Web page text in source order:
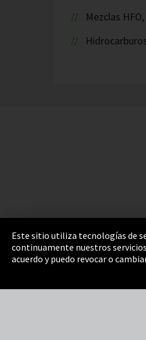
Mezclas
Pie de imprenta
Este sitio utiliza tecnologías de
continuamente nuestros
acuerdo y puedo revocar o